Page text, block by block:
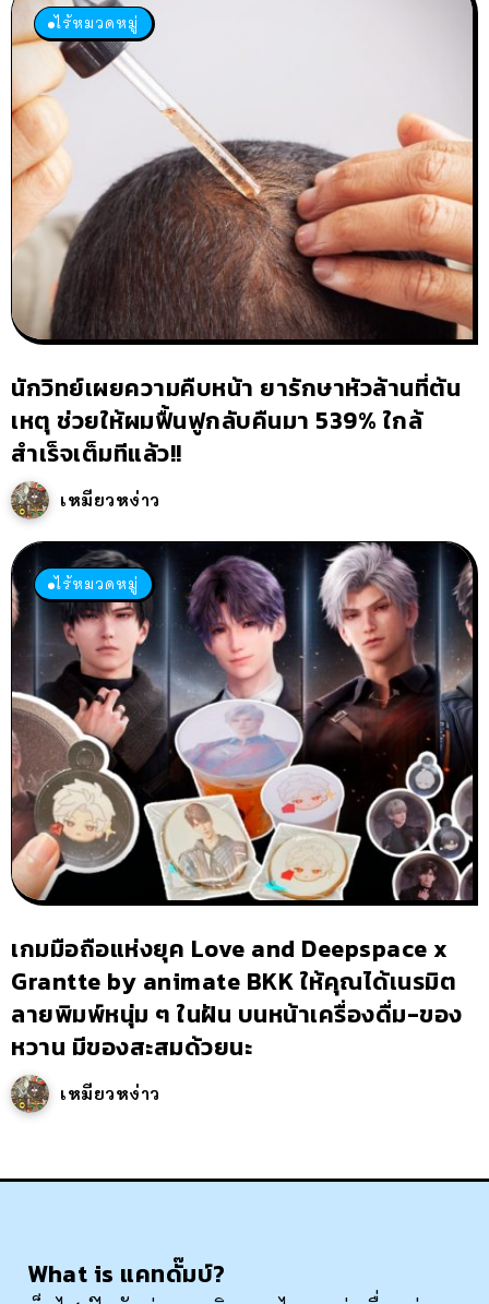
ไร้หมวดหมู่
นักวิทย์เผยความคืบหน้า ยารักษาหัวล้านที่ต้น
เหตุ ช่วยให้ผมฟื้นฟูกลับคืนมา 539% ใกล้
สำเร็จเต็มทีแล้ว!!
เหมียวหง่าว
ไร้หมวดหมู่
เกมมือถือแห่งยุค Love and Deepspace x
Grantte by animate BKK ให้คุณได้เนรมิต
ลายพิมพ์หนุ่ม ๆ ในฝัน บนหน้าเครื่องดื่ม-ของ
หวาน มีของสะสมด้วยนะ
เหมียวหง่าว
What is แคทดั๊มบ์?